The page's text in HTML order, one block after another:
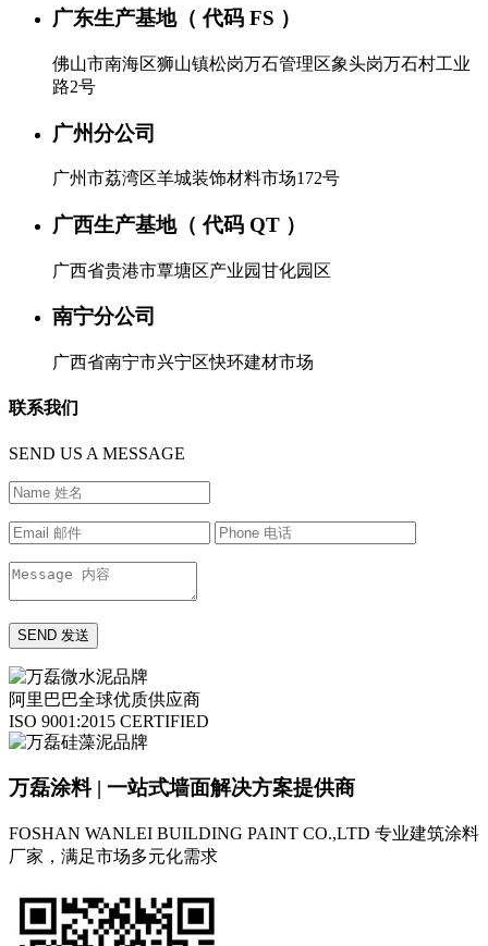
广东生产基地（ 代码 FS ）
佛山市南海区狮山镇松岗万石管理区象头岗万石村工业
路2号
广州分公司
广州市荔湾区羊城装饰材料市场172号
广西生产基地（ 代码 QT ）
广西省贵港市覃塘区产业园甘化园区
南宁分公司
广西省南宁市兴宁区快环建材市场
联系我们
SEND US A MESSAGE
阿里巴巴全球优质供应商
ISO 9001:2015 CERTIFIED
万磊涂料 | 一站式墙面解决方案提供商
FOSHAN WANLEI BUILDING PAINT CO.,LTD 专业建筑涂料
厂家，满足市场多元化需求